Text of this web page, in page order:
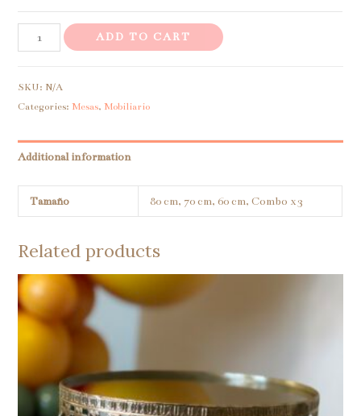
Mesas
cruzadas
ADD TO CART
SKU: N/A
Categories:Mesas,Mobiliario
Additional information
Tamaño 80 cm, 70 cm, 60 cm, Combo x3
Related products